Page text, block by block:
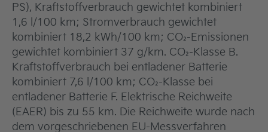
PS), Kraftstoffverbrauch gewichtet kombiniert
1,6 l/100 km; Stromverbrauch gewichtet
kombiniert 18,2 kWh/100 km; CO₂-Emissionen
gewichtet kombiniert 37 g/km. CO₂-Klasse B.
Kraftstoffverbrauch bei entladener Batterie
kombiniert 7,6 l/100 km; CO₂-Klasse bei
entladener Batterie F. Elektrische Reichweite
(EAER) bis zu 55 km. Die Reichweite wurde nach
dem vorgeschriebenen EU-Messverfahren